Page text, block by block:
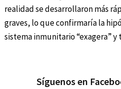
realidad se desarrollaron más
graves, lo que confirmaría la
sistema inmunitario “exagera”
Síguenos en